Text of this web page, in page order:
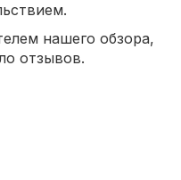
нашего обзора,
отзывов.